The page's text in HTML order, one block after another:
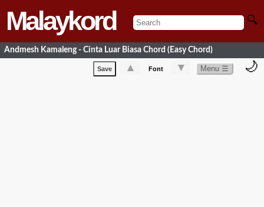
Malaykord 🔍
Andmesh Kamaleng - Cinta Luar Biasa Chord (Easy Chord)
Save ▲ Font ▼ Menu ☰ 🌙